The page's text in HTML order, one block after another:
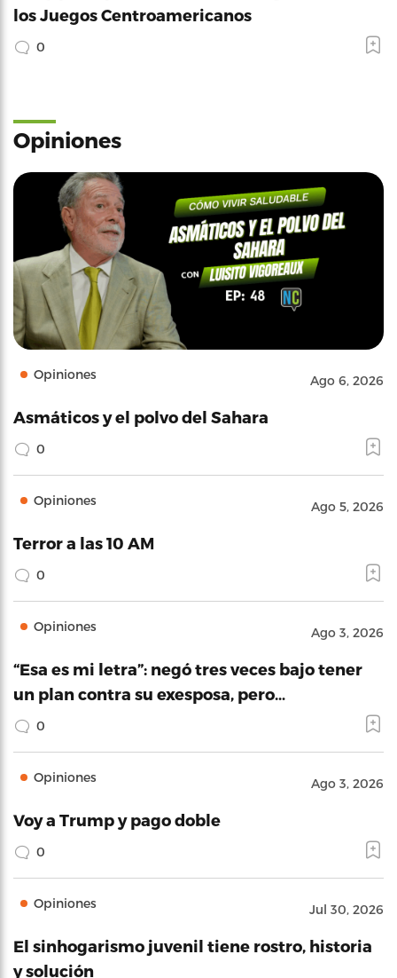
los Juegos Centroamericanos
0
Opiniones
Opiniones Ago 6, 2026
Asmáticos y el polvo del Sahara
0
Opiniones Ago 5, 2026
Terror a las 10 AM
0
Opiniones Ago 3, 2026
“Esa es mi letra”: negó tres veces bajo tener
un plan contra su exesposa, pero…
0
Opiniones Ago 3, 2026
Voy a Trump y pago doble
0
Opiniones Jul 30, 2026
El sinhogarismo juvenil tiene rostro, historia
y solución